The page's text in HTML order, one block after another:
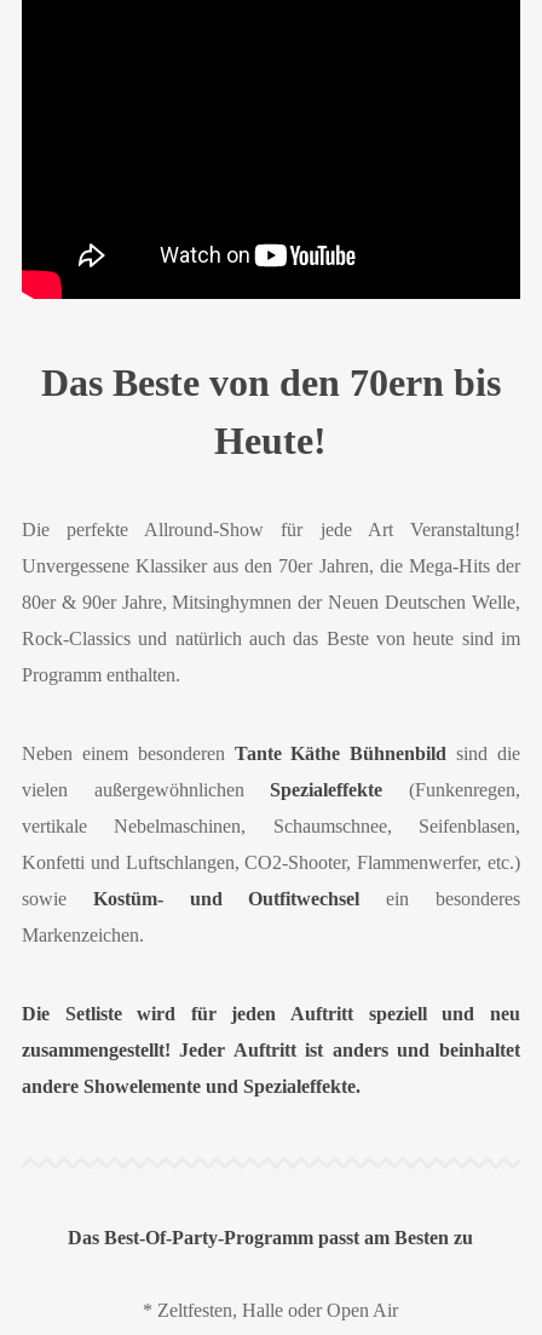
Das Beste von den 70ern bis
Heute!
Die perfekte Allround-Show für jede Art Veranstaltung!
Unvergessene Klassiker aus den 70er Jahren, die Mega-Hits der
80er & 90er Jahre, Mitsinghymnen der Neuen Deutschen Welle,
Rock-Classics und natürlich auch das Beste von heute sind im
Programm enthalten.
Neben einem besonderen Tante Käthe Bühnenbild sind die
vielen außergewöhnlichenSpezialeffekte (Funkenregen,
vertikale Nebelmaschinen, Schaumschnee, Seifenblasen,
Konfetti und Luftschlangen, CO2-Shooter, Flammenwerfer, etc.)
sowie Kostüm- und Outfitwechsel ein besonderes
Markenzeichen.
Die Setliste wird für jeden Auftritt speziell und neu
zusammengestellt! Jeder Auftritt ist anders und beinhaltet
andere Showelemente und Spezialeffekte.
Das Best-Of-Party-Programm passt am Besten zu
* Zeltfesten, Halle oder Open Air